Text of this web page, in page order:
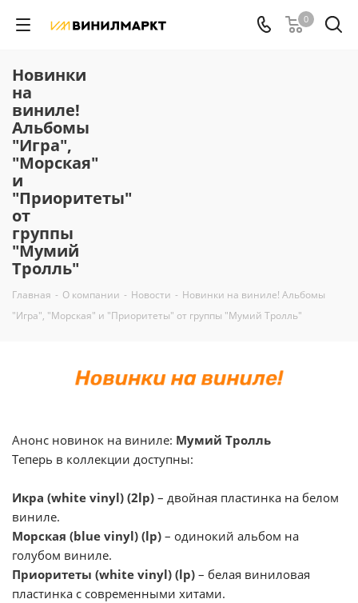
0
Новинки
на
виниле!
Альбомы
"Игра",
"Морская"
и
"Приоритеты"
от
группы
"Мумий
Тролль"
Главная - О компании - Новости - Новинки на виниле! Альбомы
"Игра", "Морская" и "Приоритеты" от группы "Мумий Тролль"
Анонс новинок на виниле: Мумий Тролль
Теперь в коллекции доступны:
Икра (white vinyl) (2lp) – двойная пластинка на белом
виниле.
Морская (blue vinyl) (lp) – одинокий альбом на
голубом виниле.
Приоритеты (white vinyl) (lp) – белая виниловая
пластинка с современными хитами.